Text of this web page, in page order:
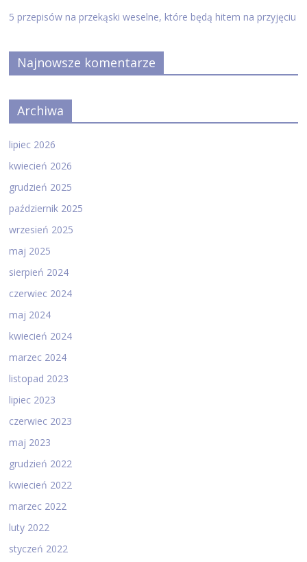
5 przepisów na przekąski weselne, które będą hitem na przyjęciu
Najnowsze komentarze
Archiwa
lipiec 2026
kwiecień 2026
grudzień 2025
październik 2025
wrzesień 2025
maj 2025
sierpień 2024
czerwiec 2024
maj 2024
kwiecień 2024
marzec 2024
listopad 2023
lipiec 2023
czerwiec 2023
maj 2023
grudzień 2022
kwiecień 2022
marzec 2022
luty 2022
styczeń 2022